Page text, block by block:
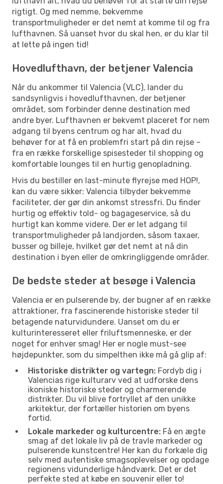
rigtigt. Og med nemme, bekvemme
transportmuligheder er det nemt at komme til og fra
lufthavnen. Så uanset hvor du skal hen, er du klar til
at lette på ingen tid!
Hovedlufthavn, der betjener Valencia
Når du ankommer til Valencia (VLC), lander du
sandsynligvis i hovedlufthavnen, der betjener
området, som forbinder denne destination med
andre byer. Lufthavnen er bekvemt placeret for nem
adgang til byens centrum og har alt, hvad du
behøver for at få en problemfri start på din rejse –
fra en række forskellige spisesteder til shopping og
komfortable lounges til en hurtig genopladning.
Hvis du bestiller en last-minute flyrejse med HOP!,
kan du være sikker: Valencia tilbyder bekvemme
faciliteter, der gør din ankomst stressfri. Du finder
hurtig og effektiv told- og bagageservice, så du
hurtigt kan komme videre. Der er let adgang til
transportmuligheder på landjorden, såsom taxaer,
busser og billeje, hvilket gør det nemt at nå din
destination i byen eller de omkringliggende områder.
De bedste steder at besøge i Valencia
Valencia er en pulserende by, der bugner af en række
attraktioner, fra fascinerende historiske steder til
betagende naturvidundere. Uanset om du er
kulturinteresseret eller friluftsmenneske, er der
noget for enhver smag! Her er nogle must-see
højdepunkter, som du simpelthen ikke må gå glip af:
Historiske distrikter og vartegn: Fordyb dig i
Valencias rige kulturarv ved at udforske dens
ikoniske historiske steder og charmerende
distrikter. Du vil blive fortryllet af den unikke
arkitektur, der fortæller historien om byens
fortid.
Lokale markeder og kulturcentre: Få en ægte
smag af det lokale liv på de travle markeder og
pulserende kunstcentre! Her kan du forkæle dig
selv med autentiske smagsoplevelser og opdage
regionens vidunderlige håndværk. Det er det
perfekte sted at købe en souvenir eller to!